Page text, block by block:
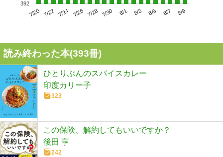
7/20 7/22 7/24 7/26 7/28 7/30 8/1 8/3 8/5 8/7 8/9
392
読み終わった本(393冊)
ひとりぶんのスパイスカレー
印度カリー子
323
この保険、解約してもいいですか？
後田 亨
242